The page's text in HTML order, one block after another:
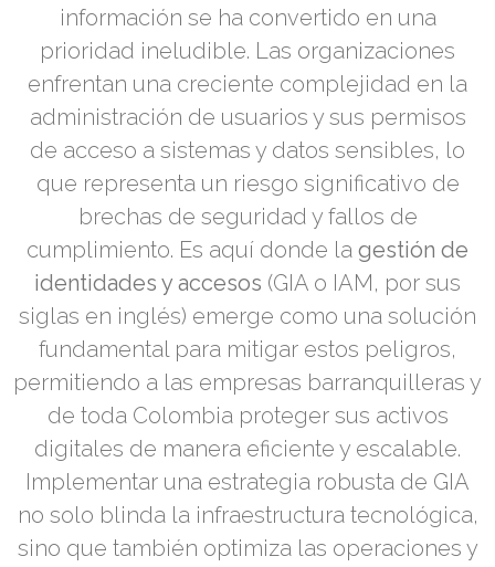
información se ha convertido en una
prioridad ineludible. Las organizaciones
enfrentan una creciente complejidad en la
administración de usuarios y sus permisos
de acceso a sistemas y datos sensibles, lo
que representa un riesgo significativo de
brechas de seguridad y fallos de
cumplimiento. Es aquí donde la gestión de
identidades y accesos (GIA o IAM, por sus
siglas en inglés) emerge como una solución
fundamental para mitigar estos peligros,
permitiendo a las empresas barranquilleras y
de toda Colombia proteger sus activos
digitales de manera eficiente y escalable.
Implementar una estrategia robusta de GIA
no solo blinda la infraestructura tecnológica,
sino que también optimiza las operaciones y